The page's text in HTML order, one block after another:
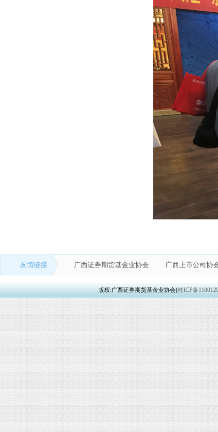
友情链接 广西证券期货基金业协会 广西上市公司协
版权:广西证券期货基金业协会(桂ICP备